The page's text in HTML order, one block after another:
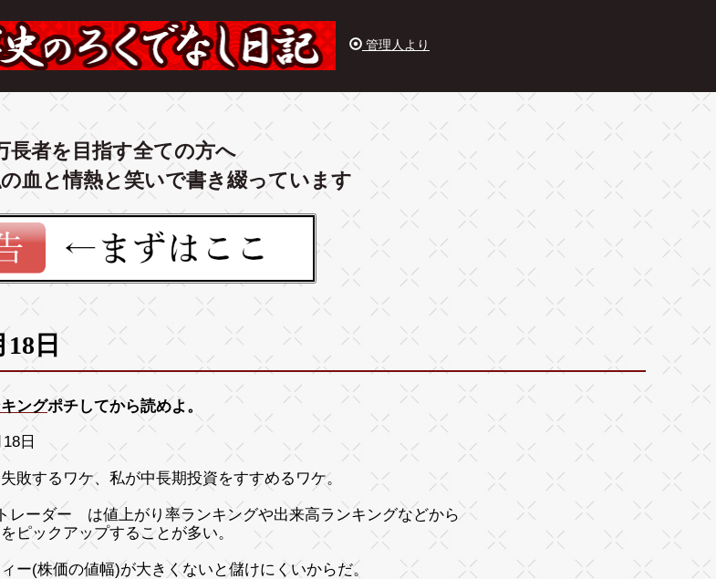
管理人より
長者を目指す全ての方へ
血と情熱と笑いで書き綴っています
日
ングポチしてから読めよ。
日
敗するワケ、私が中長期投資をすすめるワケ。
レーダー は値上がり率ランキングや出来高ランキングなどから
ピックアップすることが多い。
ー(株価の値幅)が大きくないと儲けにくいからだ。